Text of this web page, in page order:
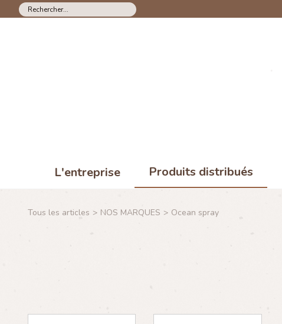
L'entreprise Produits distribués
Tous les articles > NOS MARQUES > Ocean spray